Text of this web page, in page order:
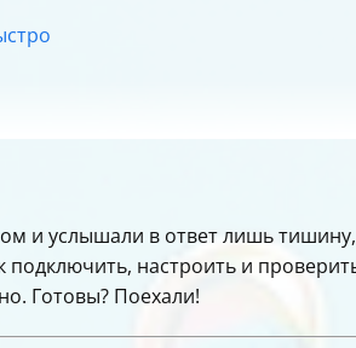
11
Windows 11
и услышали в ответ лишь
подключить, настроить и
Готовы? Поехали!